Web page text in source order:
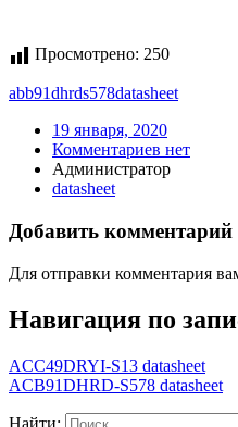
Просмотрено: 250
abb91dhrds578datasheet
19 января, 2020
Комментариев нет
Администратор
datasheet
Добавить комментарий
Для отправки комментария
Навигация по
ACC49DRYI-S13 datasheet
ACB91DHRD-S578 datasheet
Найти: